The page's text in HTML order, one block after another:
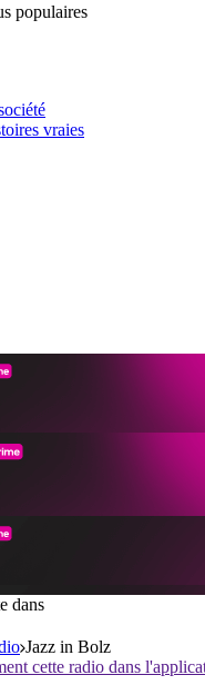
populaires
vraies
dans
Jazz in Bolz
cette radio dans